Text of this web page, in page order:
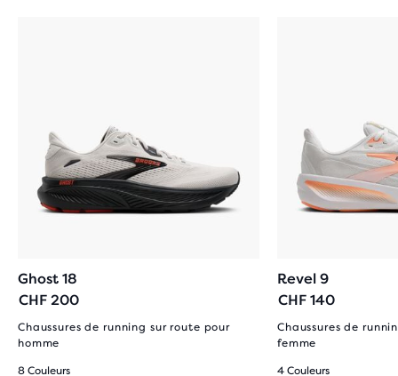
Ghost 18
CHF 200
Chaussures de running sur route pour
homme
8 Couleurs
Revel 9
CHF 140
Chaussures de
femme
4 Couleurs